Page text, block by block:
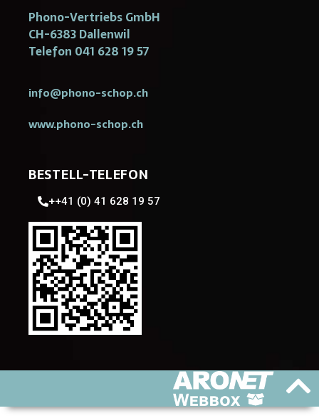
Phono-Vertriebs GmbH
CH-6383 Dallenwil
Telefon 041 628 19 57
info@phono-schop.ch
www.phono-schop.ch
BESTELL-TELEFON
++41 (0) 41 628 19 57